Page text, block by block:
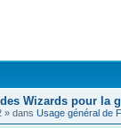
Wizards pour la
» dans Usage général de